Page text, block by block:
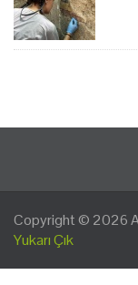
Copyright © 2026
Yukarı Çık